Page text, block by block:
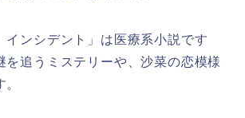
インシデント」は医療系小説です
を追うミステリーや、沙菜の恋模様